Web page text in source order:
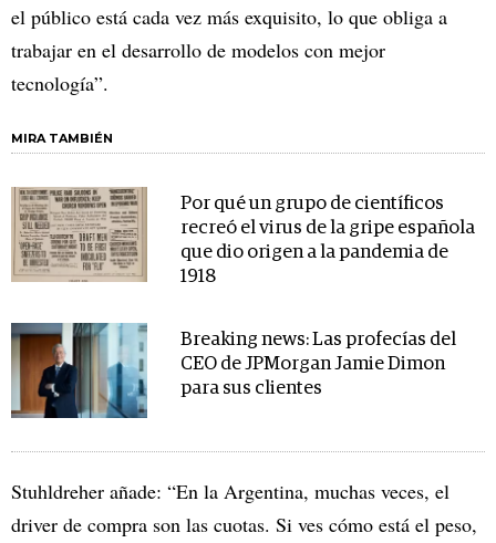
el público está cada vez más exquisito, lo que obliga a
trabajar en el desarrollo de modelos con mejor
tecnología”.
MIRA TAMBIÉN
Por qué un grupo de científicos
recreó el virus de la gripe española
que dio origen a la pandemia de
1918
Breaking news: Las profecías del
CEO de JPMorgan Jamie Dimon
para sus clientes
Stuhldreher añade: “En la Argentina, muchas veces, el
driver de compra son las cuotas. Si ves cómo está el peso,